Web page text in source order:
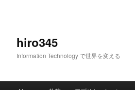
hiro345
Information Technology で世界を変える